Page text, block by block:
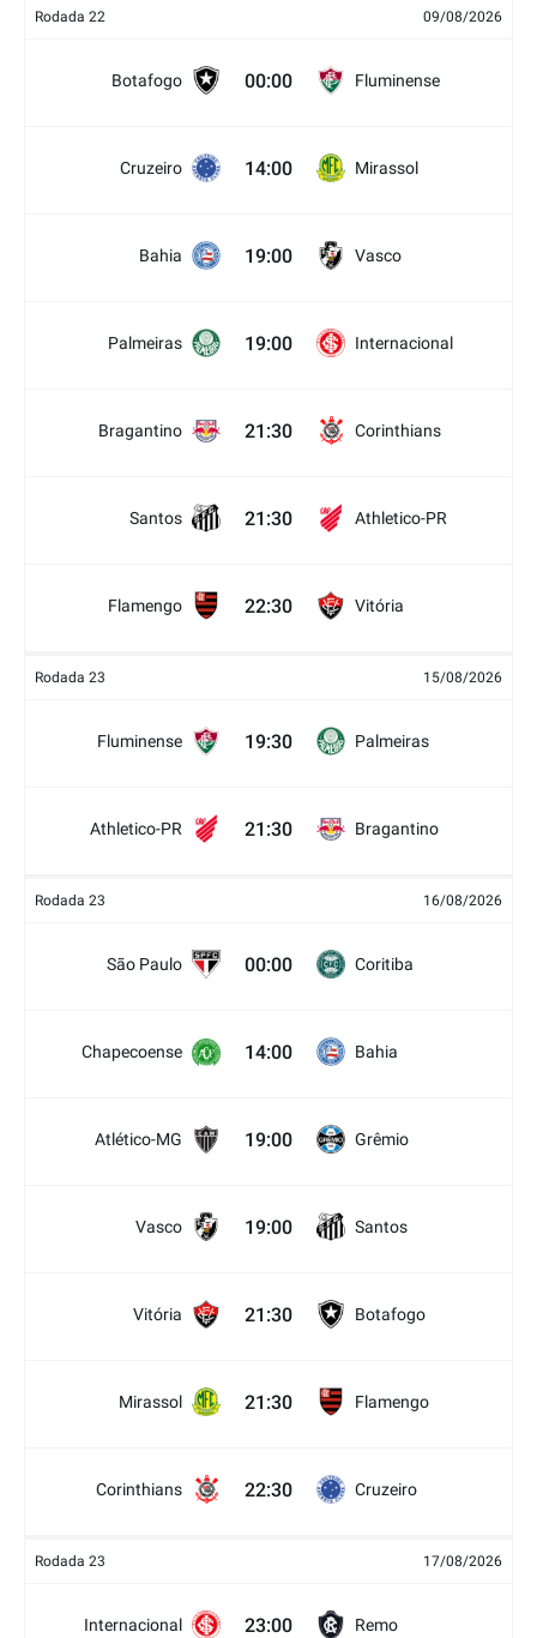
Rodada 22 09/08/2026
Botafogo 00:00 Fluminense
Cruzeiro 14:00 Mirassol
Bahia 19:00 Vasco
Palmeiras 19:00 Internacional
Bragantino 21:30 Corinthians
Santos 21:30 Athletico-PR
Flamengo 22:30 Vitória
Rodada 23 15/08/2026
Fluminense 19:30 Palmeiras
Athletico-PR 21:30 Bragantino
Rodada 23 16/08/2026
São Paulo 00:00 Coritiba
Chapecoense 14:00 Bahia
Atlético-MG 19:00 Grêmio
Vasco 19:00 Santos
Vitória 21:30 Botafogo
Mirassol 21:30 Flamengo
Corinthians 22:30 Cruzeiro
Rodada 23 17/08/2026
Internacional 23:00 Remo